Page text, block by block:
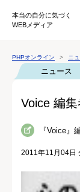
本当の自分に気づく
WEBメディア
PHPオンライン ニ
ニュース
Voice 編
『Voice』
2011年11月04日